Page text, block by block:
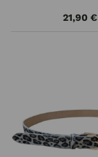
21,90 €